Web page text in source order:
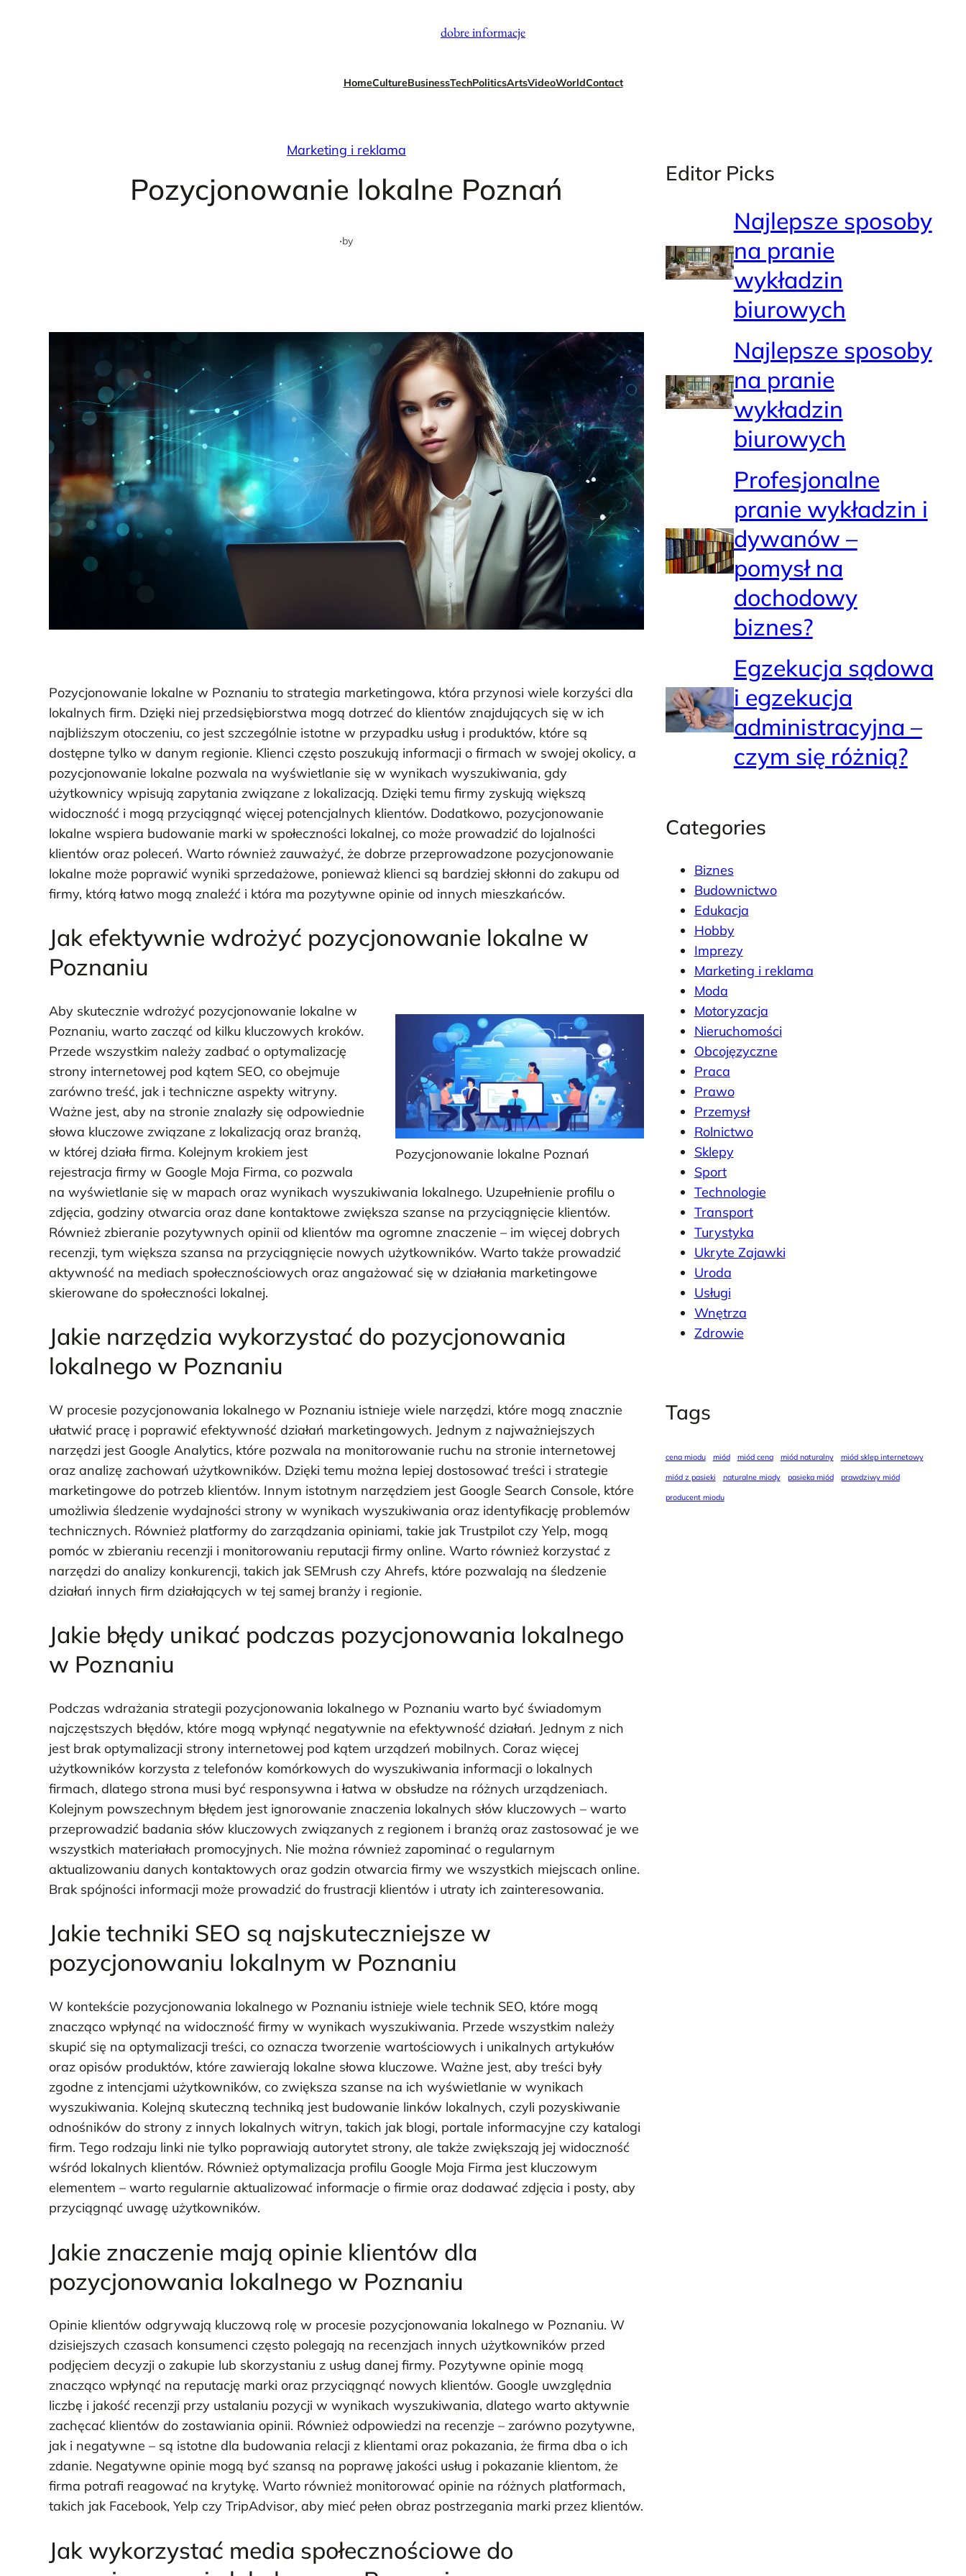
dobre informacje
HomeCultureBusinessTechPoliticsArtsVideoWorldContact
Marketing i reklama
Pozycjonowanie lokalne Poznań
·by
Pozycjonowanie lokalne w Poznaniu to strategia marketingowa, która przynosi wiele korzyści dla
lokalnych firm. Dzięki niej przedsiębiorstwa mogą dotrzeć do klientów znajdujących się w ich
najbliższym otoczeniu, co jest szczególnie istotne w przypadku usług i produktów, które są
dostępne tylko w danym regionie. Klienci często poszukują informacji o firmach w swojej okolicy, a
pozycjonowanie lokalne pozwala na wyświetlanie się w wynikach wyszukiwania, gdy
użytkownicy wpisują zapytania związane z lokalizacją. Dzięki temu firmy zyskują większą
widoczność i mogą przyciągnąć więcej potencjalnych klientów. Dodatkowo, pozycjonowanie
lokalne wspiera budowanie marki w społeczności lokalnej, co może prowadzić do lojalności
klientów oraz poleceń. Warto również zauważyć, że dobrze przeprowadzone pozycjonowanie
lokalne może poprawić wyniki sprzedażowe, ponieważ klienci są bardziej skłonni do zakupu od
firmy, którą łatwo mogą znaleźć i która ma pozytywne opinie od innych mieszkańców.
Jak efektywnie wdrożyć pozycjonowanie lokalne w
Poznaniu
Pozycjonowanie lokalne Poznań
Aby skutecznie wdrożyć pozycjonowanie lokalne w
Poznaniu, warto zacząć od kilku kluczowych kroków.
Przede wszystkim należy zadbać o optymalizację
strony internetowej pod kątem SEO, co obejmuje
zarówno treść, jak i techniczne aspekty witryny.
Ważne jest, aby na stronie znalazły się odpowiednie
słowa kluczowe związane z lokalizacją oraz branżą,
w której działa firma. Kolejnym krokiem jest
rejestracja firmy w Google Moja Firma, co pozwala
na wyświetlanie się w mapach oraz wynikach wyszukiwania lokalnego. Uzupełnienie profilu o
zdjęcia, godziny otwarcia oraz dane kontaktowe zwiększa szanse na przyciągnięcie klientów.
Również zbieranie pozytywnych opinii od klientów ma ogromne znaczenie – im więcej dobrych
recenzji, tym większa szansa na przyciągnięcie nowych użytkowników. Warto także prowadzić
aktywność na mediach społecznościowych oraz angażować się w działania marketingowe
skierowane do społeczności lokalnej.
Jakie narzędzia wykorzystać do pozycjonowania
lokalnego w Poznaniu
W procesie pozycjonowania lokalnego w Poznaniu istnieje wiele narzędzi, które mogą znacznie
ułatwić pracę i poprawić efektywność działań marketingowych. Jednym z najważniejszych
narzędzi jest Google Analytics, które pozwala na monitorowanie ruchu na stronie internetowej
oraz analizę zachowań użytkowników. Dzięki temu można lepiej dostosować treści i strategie
marketingowe do potrzeb klientów. Innym istotnym narzędziem jest Google Search Console, które
umożliwia śledzenie wydajności strony w wynikach wyszukiwania oraz identyfikację problemów
technicznych. Również platformy do zarządzania opiniami, takie jak Trustpilot czy Yelp, mogą
pomóc w zbieraniu recenzji i monitorowaniu reputacji firmy online. Warto również korzystać z
narzędzi do analizy konkurencji, takich jak SEMrush czy Ahrefs, które pozwalają na śledzenie
działań innych firm działających w tej samej branży i regionie.
Jakie błędy unikać podczas pozycjonowania lokalnego
w Poznaniu
Podczas wdrażania strategii pozycjonowania lokalnego w Poznaniu warto być świadomym
najczęstszych błędów, które mogą wpłynąć negatywnie na efektywność działań. Jednym z nich
jest brak optymalizacji strony internetowej pod kątem urządzeń mobilnych. Coraz więcej
użytkowników korzysta z telefonów komórkowych do wyszukiwania informacji o lokalnych
firmach, dlatego strona musi być responsywna i łatwa w obsłudze na różnych urządzeniach.
Kolejnym powszechnym błędem jest ignorowanie znaczenia lokalnych słów kluczowych – warto
przeprowadzić badania słów kluczowych związanych z regionem i branżą oraz zastosować je we
wszystkich materiałach promocyjnych. Nie można również zapominać o regularnym
aktualizowaniu danych kontaktowych oraz godzin otwarcia firmy we wszystkich miejscach online.
Brak spójności informacji może prowadzić do frustracji klientów i utraty ich zainteresowania.
Jakie techniki SEO są najskuteczniejsze w
pozycjonowaniu lokalnym w Poznaniu
W kontekście pozycjonowania lokalnego w Poznaniu istnieje wiele technik SEO, które mogą
znacząco wpłynąć na widoczność firmy w wynikach wyszukiwania. Przede wszystkim należy
skupić się na optymalizacji treści, co oznacza tworzenie wartościowych i unikalnych artykułów
oraz opisów produktów, które zawierają lokalne słowa kluczowe. Ważne jest, aby treści były
zgodne z intencjami użytkowników, co zwiększa szanse na ich wyświetlanie w wynikach
wyszukiwania. Kolejną skuteczną techniką jest budowanie linków lokalnych, czyli pozyskiwanie
odnośników do strony z innych lokalnych witryn, takich jak blogi, portale informacyjne czy katalogi
firm. Tego rodzaju linki nie tylko poprawiają autorytet strony, ale także zwiększają jej widoczność
wśród lokalnych klientów. Również optymalizacja profilu Google Moja Firma jest kluczowym
elementem – warto regularnie aktualizować informacje o firmie oraz dodawać zdjęcia i posty, aby
przyciągnąć uwagę użytkowników.
Jakie znaczenie mają opinie klientów dla
pozycjonowania lokalnego w Poznaniu
Opinie klientów odgrywają kluczową rolę w procesie pozycjonowania lokalnego w Poznaniu. W
dzisiejszych czasach konsumenci często polegają na recenzjach innych użytkowników przed
podjęciem decyzji o zakupie lub skorzystaniu z usług danej firmy. Pozytywne opinie mogą
znacząco wpłynąć na reputację marki oraz przyciągnąć nowych klientów. Google uwzględnia
liczbę i jakość recenzji przy ustalaniu pozycji w wynikach wyszukiwania, dlatego warto aktywnie
zachęcać klientów do zostawiania opinii. Również odpowiedzi na recenzje – zarówno pozytywne,
jak i negatywne – są istotne dla budowania relacji z klientami oraz pokazania, że firma dba o ich
zdanie. Negatywne opinie mogą być szansą na poprawę jakości usług i pokazanie klientom, że
firma potrafi reagować na krytykę. Warto również monitorować opinie na różnych platformach,
takich jak Facebook, Yelp czy TripAdvisor, aby mieć pełen obraz postrzegania marki przez klientów.
Jak wykorzystać media społecznościowe do
Editor Picks
Najlepsze sposoby
na pranie
wykładzin
biurowych
Najlepsze sposoby
na pranie
wykładzin
biurowych
Profesjonalne
pranie wykładzin i
dywanów –
pomysł na
dochodowy
biznes?
Egzekucja sądowa
i egzekucja
administracyjna –
czym się różnią?
Categories
Biznes
Budownictwo
Edukacja
Hobby
Imprezy
Marketing i reklama
Moda
Motoryzacja
Nieruchomości
Obcojęzyczne
Praca
Prawo
Przemysł
Rolnictwo
Sklepy
Sport
Technologie
Transport
Turystyka
Ukryte Zajawki
Uroda
Usługi
Wnętrza
Zdrowie
Tags
cena miodu miód miód cena miód naturalny
miód sklep internetowy
miód z pasieki
naturalne miody pasieka miód
prawdziwy miód
producent miodu